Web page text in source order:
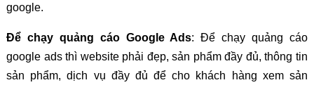
google.
Để chạy quảng cáo Google Ads: Để chạy quảng cáo
google ads thì website phải đẹp, sản phẩm đầy đủ, thông tin
sản phẩm, dịch vụ đầy đủ để cho khách hàng xem sản